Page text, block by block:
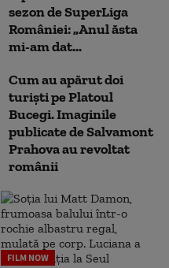
sezon de SuperLiga
României: „Anul ăsta
mi-am dat...
Cum au apărut doi
turiști pe Platoul
Bucegi. Imaginile
publicate de Salvamont
Prahova au revoltat
românii
FILM NOW